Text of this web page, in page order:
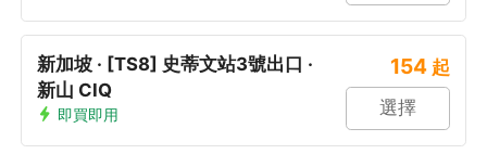
新加坡 · [TS8] 史蒂文站3號出口 ·
新山 CIQ
即買即用
154 起
選擇